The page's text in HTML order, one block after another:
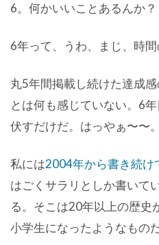
6。何かいいことあるんか？
6年って、うわ、まじ、時
丸5年間掲載し続けた達成
とは何も感じていない。6
伏すだけだ。はっやぁ〜〜。
私には2004年から書き続け
はごくサラリとしか書いて
る。そこは20年以上の歴史
小学生になったようなものだ